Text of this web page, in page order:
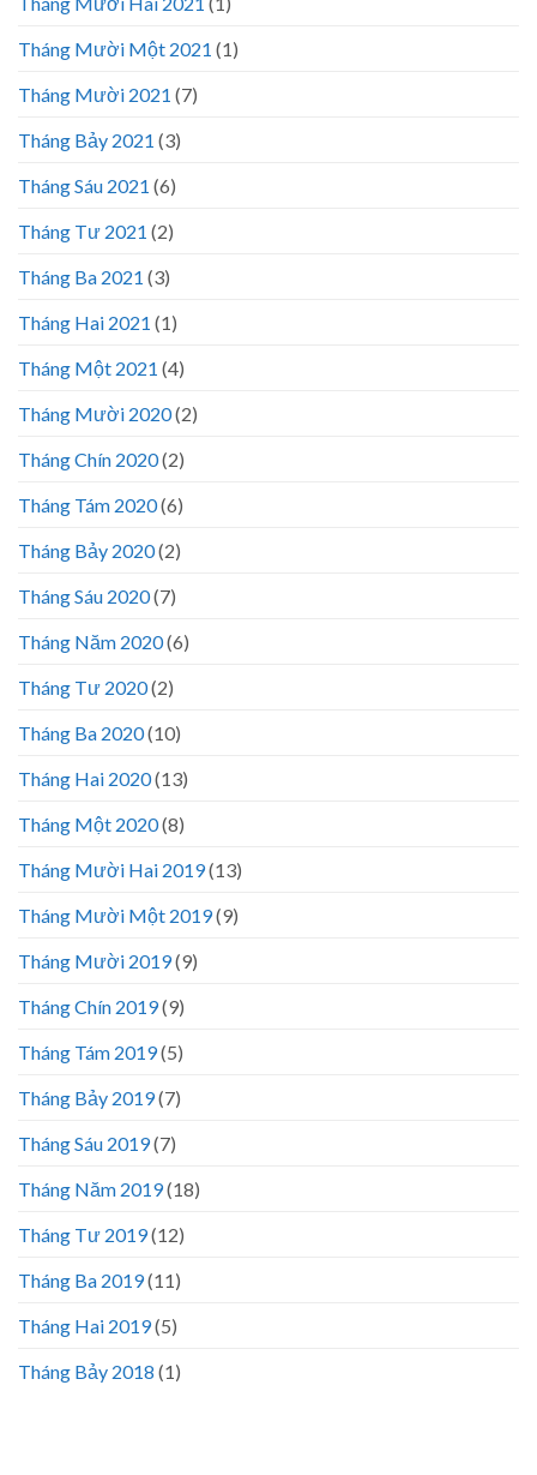
Tháng Mười Một 2021 (1)
Tháng Mười 2021 (7)
Tháng Bảy 2021 (3)
Tháng Sáu 2021 (6)
Tháng Tư 2021 (2)
Tháng Ba 2021 (3)
Tháng Hai 2021 (1)
Tháng Một 2021 (4)
Tháng Mười 2020(2)
Tháng Chín 2020(2)
Tháng Tám 2020(6)
Tháng Bảy 2020(2)
Tháng Sáu 2020(7)
Tháng Năm 2020(6)
Tháng Tư 2020(2)
Tháng Ba 2020(10)
Tháng Hai 2020(13)
Tháng Một 2020(8)
Tháng Mười Hai 2019(13)
Tháng Mười Một 2019(9)
Tháng Mười 2019(9)
Tháng Chín 2019(9)
Tháng Tám 2019(5)
Tháng Bảy 2019(7)
Tháng Sáu 2019(7)
Tháng Năm 2019(18)
Tháng Tư 2019(12)
Tháng Ba 2019(11)
Tháng Hai 2019(5)
Tháng Bảy 2018 (1)